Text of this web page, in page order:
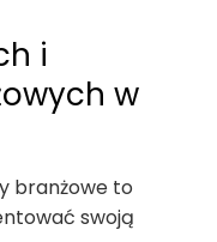
i
w
branżowe to
swoją